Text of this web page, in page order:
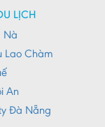
LỊCH
Nà
Lao Chàm
An
Đà Nẵng